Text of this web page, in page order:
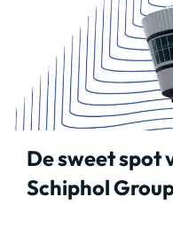
De sweet spot
Schiphol